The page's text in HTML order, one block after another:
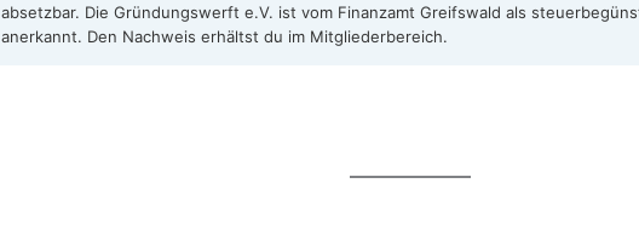
absetzbar. Die Gründungswerft e.V. ist vom Finanzamt Greifswald als
anerkannt. Den Nachweis erhältst du im Mitgliederbereich.